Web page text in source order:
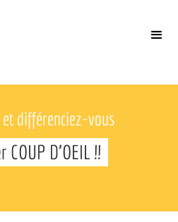
différenciez-vous
COUP D'OEIL !!